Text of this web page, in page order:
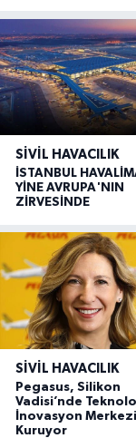
SIVIL HAVACILIK
İSTANBUL
YİNE AVRUPA'NIN
ZİRVESİNDE
SIVIL HAVACILIK
Pegasus, Silikon
Vadisi’nde
İnovasyon Merkezi
Kuruyor